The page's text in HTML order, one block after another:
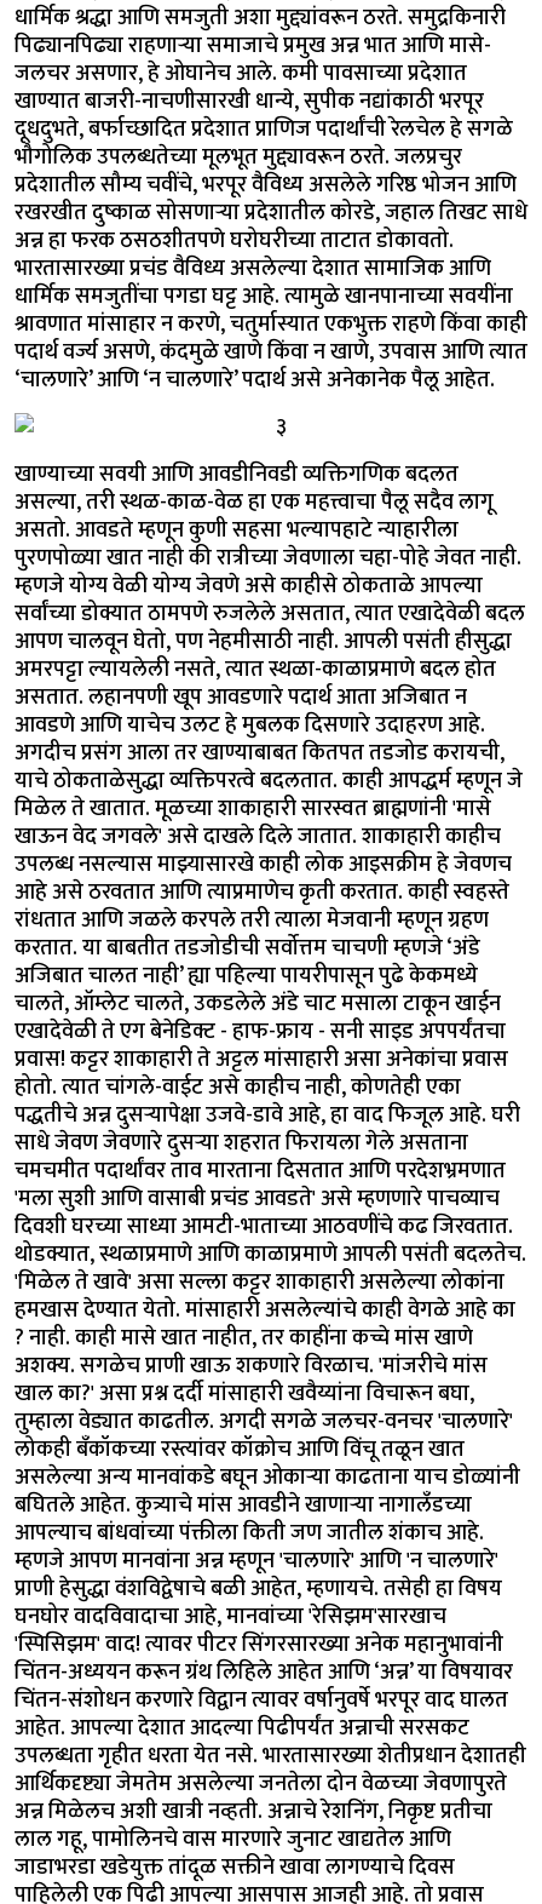
धार्मिक श्रद्धा आणि समजुती अशा मुद्द्यांवरून ठरते. समुद्रकिनारी
पिढ्यानपिढ्या राहणाऱ्या समाजाचे प्रमुख अन्न भात आणि मासे-
जलचर असणार, हे ओघानेच आले. कमी पावसाच्या प्रदेशात
खाण्यात बाजरी-नाचणीसारखी धान्ये, सुपीक नद्यांकाठी भरपूर
दूधदुभते, बर्फाच्छादित प्रदेशात प्राणिज पदार्थांची रेलचेल हे सगळे
भौगोलिक उपलब्धतेच्या मूलभूत मुद्द्यावरून ठरते. जलप्रचुर
प्रदेशातील सौम्य चवींचे, भरपूर वैविध्य असलेले गरिष्ठ भोजन आणि
रखरखीत दुष्काळ सोसणाऱ्या प्रदेशातील कोरडे, जहाल तिखट साधे
अन्न हा फरक ठसठशीतपणे घरोघरीच्या ताटात डोकावतो.
भारतासारख्या प्रचंड वैविध्य असलेल्या देशात सामाजिक आणि
धार्मिक समजुतींचा पगडा घट्ट आहे. त्यामुळे खानपानाच्या सवयींना
श्रावणात मांसाहार न करणे, चतुर्मास्यात एकभुक्त राहणे किंवा काही
पदार्थ वर्ज्य असणे, कंदमुळे खाणे किंवा न खाणे, उपवास आणि त्यात
‘चालणारे’ आणि ‘न चालणारे’ पदार्थ असे अनेकानेक पैलू आहेत.
खाण्याच्या सवयी आणि आवडीनिवडी व्यक्तिगणिक बदलत
असल्या, तरी स्थळ-काळ-वेळ हा एक महत्त्वाचा पैलू सदैव लागू
असतो. आवडते म्हणून कुणी सहसा भल्यापहाटे न्याहारीला
पुरणपोळ्या खात नाही की रात्रीच्या जेवणाला चहा-पोहे जेवत नाही.
म्हणजे योग्य वेळी योग्य जेवणे असे काहीसे ठोकताळे आपल्या
सर्वांच्या डोक्यात ठामपणे रुजलेले असतात, त्यात एखादेवेळी बदल
आपण चालवून घेतो, पण नेहमीसाठी नाही. आपली पसंती हीसुद्धा
अमरपट्टा ल्यायलेली नसते, त्यात स्थळा-काळाप्रमाणे बदल होत
असतात. लहानपणी खूप आवडणारे पदार्थ आता अजिबात न
आवडणे आणि याचेच उलट हे मुबलक दिसणारे उदाहरण आहे.
अगदीच प्रसंग आला तर खाण्याबाबत कितपत तडजोड करायची,
याचे ठोकताळेसुद्धा व्यक्तिपरत्वे बदलतात. काही आपद्धर्म म्हणून जे
मिळेल ते खातात. मूळच्या शाकाहारी सारस्वत ब्राह्मणांनी 'मासे
खाऊन वेद जगवले' असे दाखले दिले जातात. शाकाहारी काहीच
उपलब्ध नसल्यास माझ्यासारखे काही लोक आइसक्रीम हे जेवणच
आहे असे ठरवतात आणि त्याप्रमाणेच कृती करतात. काही स्वहस्ते
रांधतात आणि जळले करपले तरी त्याला मेजवानी म्हणून ग्रहण
करतात. या बाबतीत तडजोडीची सर्वोत्तम चाचणी म्हणजे ‘अंडे
अजिबात चालत नाही’ ह्या पहिल्या पायरीपासून पुढे केकमध्ये
चालते, ऑम्लेट चालते, उकडलेले अंडे चाट मसाला टाकून खाईन
एखादेवेळी ते एग बेनेडिक्ट - हाफ-फ्राय - सनी साइड अपपर्यंतचा
प्रवास! कट्टर शाकाहारी ते अट्टल मांसाहारी असा अनेकांचा प्रवास
होतो. त्यात चांगले-वाईट असे काहीच नाही, कोणतेही एका
पद्धतीचे अन्न दुसऱ्यापेक्षा उजवे-डावे आहे, हा वाद फिजूल आहे. घरी
साधे जेवण जेवणारे दुसऱ्या शहरात फिरायला गेले असताना
चमचमीत पदार्थांवर ताव मारताना दिसतात आणि परदेशभ्रमणात
'मला सुशी आणि वासाबी प्रचंड आवडते' असे म्हणणारे पाचव्याच
दिवशी घरच्या साध्या आमटी-भाताच्या आठवणींचे कढ जिरवतात.
थोडक्यात, स्थळाप्रमाणे आणि काळाप्रमाणे आपली पसंती बदलतेच.
'मिळेल ते खावे' असा सल्ला कट्टर शाकाहारी असलेल्या लोकांना
हमखास देण्यात येतो. मांसाहारी असलेल्यांचे काही वेगळे आहे का
? नाही. काही मासे खात नाहीत, तर काहींना कच्चे मांस खाणे
अशक्य. सगळेच प्राणी खाऊ शकणारे विरळाच. 'मांजरीचे मांस
खाल का?' असा प्रश्न दर्दी मांसाहारी खवैय्यांना विचारून बघा,
तुम्हाला वेड्यात काढतील. अगदी सगळे जलचर-वनचर 'चालणारे'
लोकही बँकॉकच्या रस्त्यांवर कॉक्रोच आणि विंचू तळून खात
असलेल्या अन्य मानवांकडे बघून ओकाऱ्या काढताना याच डोळ्यांनी
बघितले आहेत. कुत्र्याचे मांस आवडीने खाणाऱ्या नागालँडच्या
आपल्याच बांधवांच्या पंक्तीला किती जण जातील शंकाच आहे.
म्हणजे आपण मानवांना अन्न म्हणून 'चालणारे' आणि 'न चालणारे'
प्राणी हेसुद्धा वंशविद्वेषाचे बळी आहेत, म्हणायचे. तसेही हा विषय
घनघोर वादविवादाचा आहे, मानवांच्या 'रेसिझम'सारखाच
'स्पिसिझम' वाद! त्यावर पीटर सिंगरसारख्या अनेक महानुभावांनी
चिंतन-अध्ययन करून ग्रंथ लिहिले आहेत आणि ‘अन्न’ या विषयावर
चिंतन-संशोधन करणारे विद्वान त्यावर वर्षानुवर्षे भरपूर वाद घालत
आहेत. आपल्या देशात आदल्या पिढीपर्यंत अन्नाची सरसकट
उपलब्धता गृहीत धरता येत नसे. भारतासारख्या शेतीप्रधान देशातही
आर्थिकदृष्ट्या जेमतेम असलेल्या जनतेला दोन वेळच्या जेवणापुरते
अन्न मिळेलच अशी खात्री नव्हती. अन्नाचे रेशनिंग, निकृष्ट प्रतीचा
लाल गहू, पामोलिनचे वास मारणारे जुनाट खाद्यतेल आणि
जाडाभरडा खडेयुक्त तांदूळ सक्तीने खावा लागण्याचे दिवस
पाहिलेली एक पिढी आपल्या आसपास आजही आहे. तो प्रवास